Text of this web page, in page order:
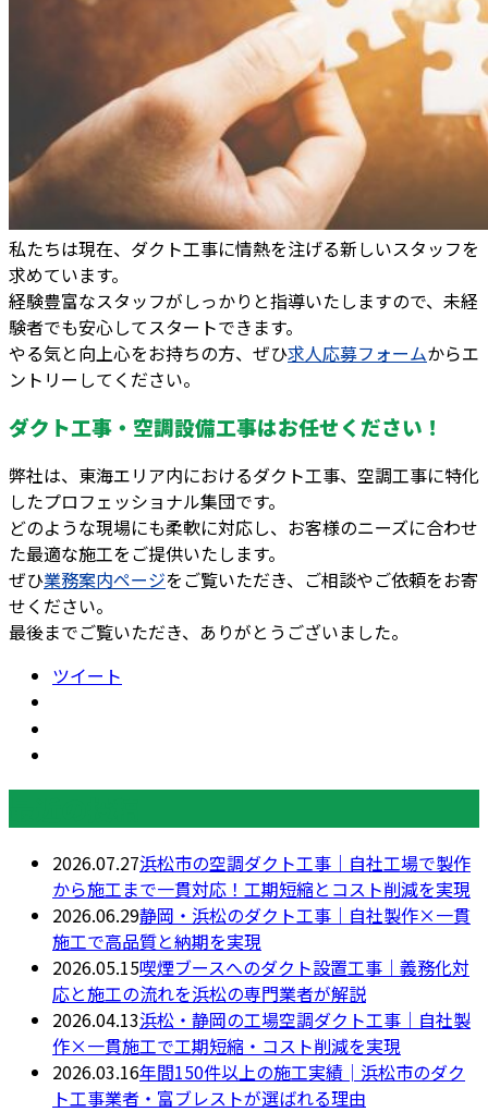
私たちは現在、ダクト工事に情熱を注げる新しいスタッフを
求めています。
経験豊富なスタッフがしっかりと指導いたしますので、未経
験者でも安心してスタートできます。
やる気と向上心をお持ちの方、ぜひ求人応募フォームからエ
ントリーしてください。
ダクト工事・空調設備工事はお任せください！
弊社は、東海エリア内におけるダクト工事、空調工事に特化
したプロフェッショナル集団です。
どのような現場にも柔軟に対応し、お客様のニーズに合わせ
た最適な施工をご提供いたします。
ぜひ業務案内ページをご覧いただき、ご相談やご依頼をお寄
せください。
最後までご覧いただき、ありがとうございました。
ツイート
2026.07.27浜松市の空調ダクト工事｜自社工場で製作
から施工まで一貫対応！工期短縮とコスト削減を実現
2026.06.29静岡・浜松のダクト工事｜自社製作×一貫
施工で高品質と納期を実現
2026.05.15喫煙ブースへのダクト設置工事｜義務化対
応と施工の流れを浜松の専門業者が解説
2026.04.13浜松・静岡の工場空調ダクト工事｜自社製
作×一貫施工で工期短縮・コスト削減を実現
2026.03.16年間150件以上の施工実績│浜松市のダク
ト工事業者・富ブレストが選ばれる理由